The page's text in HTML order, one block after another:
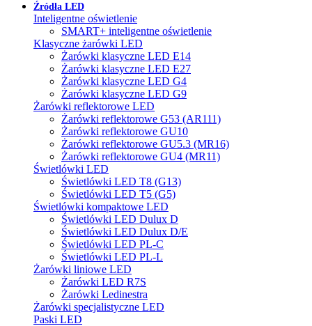
Źródła LED
Inteligentne oświetlenie
SMART+ inteligentne oświetlenie
Klasyczne żarówki LED
Żarówki klasyczne LED E14
Żarówki klasyczne LED E27
Żarówki klasyczne LED G4
Żarówki klasyczne LED G9
Żarówki reflektorowe LED
Żarówki reflektorowe G53 (AR111)
Żarówki reflektorowe GU10
Żarówki reflektorowe GU5.3 (MR16)
Żarówki reflektorowe GU4 (MR11)
Świetlówki LED
Świetlówki LED T8 (G13)
Świetlówki LED T5 (G5)
Świetlówki kompaktowe LED
Świetlówki LED Dulux D
Świetlówki LED Dulux D/E
Świetlówki LED PL-C
Świetlówki LED PL-L
Żarówki liniowe LED
Żarówki LED R7S
Żarówki Ledinestra
Żarówki specjalistyczne LED
Paski LED